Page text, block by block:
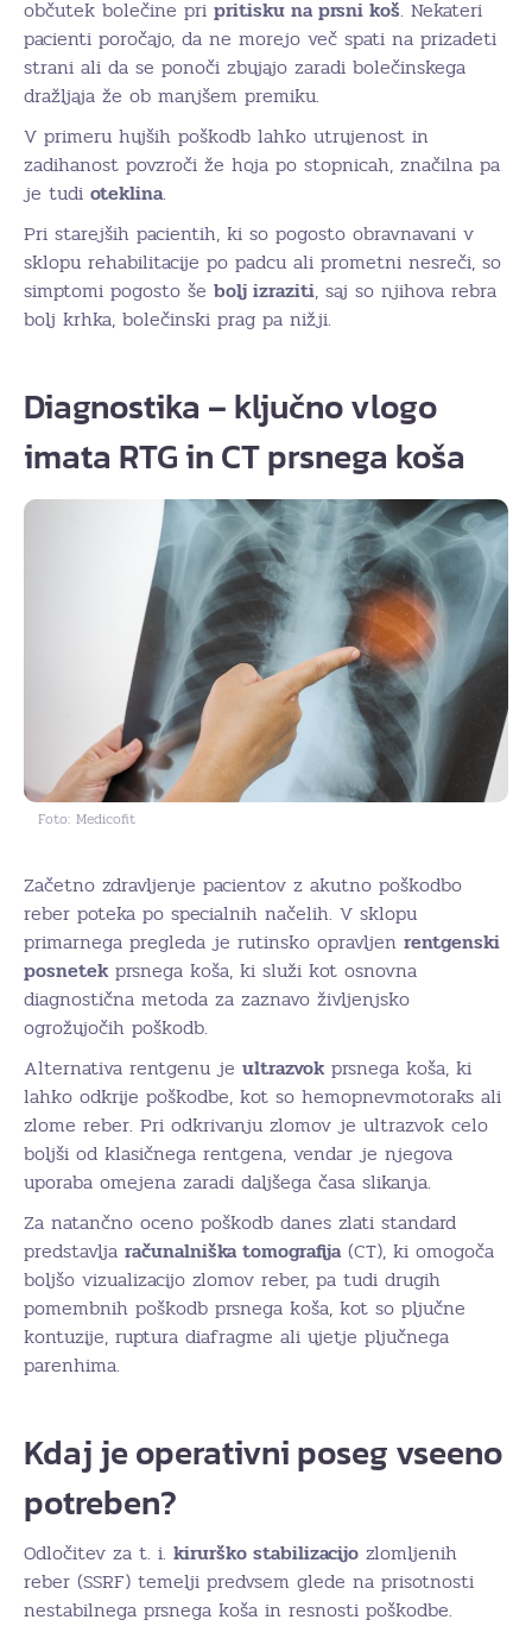
občutek bolečine pri pritisku na prsni koš. Nekateri
pacienti poročajo, da ne morejo več spati na prizadeti
strani ali da se ponoči zbujajo zaradi bolečinskega
dražljaja že ob manjšem premiku.
V primeru hujših poškodb lahko utrujenost in
zadihanost povzroči že hoja po stopnicah, značilna pa
je tudi oteklina.
Pri starejših pacientih, ki so pogosto obravnavani v
sklopu rehabilitacije po padcu ali prometni nesreči, so
simptomi pogosto še bolj izraziti, saj so njihova rebra
bolj krhka, bolečinski prag pa nižji.
Diagnostika – ključno vlogo
imata RTG in CT prsnega koša
Foto: Medicofit
Začetno zdravljenje pacientov z akutno poškodbo
reber poteka po specialnih načelih. V sklopu
primarnega pregleda je rutinsko opravljen rentgenski
posnetekprsnega koša, ki služi kot osnovna
diagnostična metoda za zaznavo življenjsko
ogrožujočih poškodb.
Alternativa rentgenu je ultrazvokprsnega koša, ki
lahko odkrije poškodbe, kot so hemopnevmotoraks ali
zlome reber. Pri odkrivanju zlomov je ultrazvok celo
boljši od klasičnega rentgena, vendar je njegova
uporaba omejena zaradi daljšega časa slikanja.
Za natančno oceno poškodb danes zlati standard
predstavlja računalniška tomografija (CT), ki omogoča
boljšo vizualizacijo zlomov reber, pa tudi drugih
pomembnih poškodb prsnega koša, kot so pljučne
kontuzije, ruptura diafragme ali ujetje pljučnega
parenhima.
Kdaj je operativni poseg vseeno
potreben?
Odločitev za t. i. kirurško stabilizacijo zlomljenih
reber (SSRF) temelji predvsem glede na prisotnosti
nestabilnega prsnega koša in resnosti poškodbe.